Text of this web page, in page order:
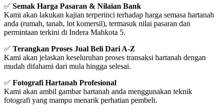
✅ Semak Harga Pasaran & Nilaian Bank
Kami akan lakukan kajian terperinci terhadap harga semasa hartanah
anda (rumah, tanah, lot komersil), termasuk nilai pasaran dan
permintaan terkini di Indera Mahkota 5.
✅ Terangkan Proses Jual Beli Dari A-Z
Kami akan jelaskan keseluruhan proses transaksi hartanah dengan
mudah difahami dari mula hingga selesai.
✅ Fotografi Hartanah Profesional
Kami akan ambil gambar hartanah anda menggunakan teknik
fotografi yang mampu menarik perhatian pembeli.